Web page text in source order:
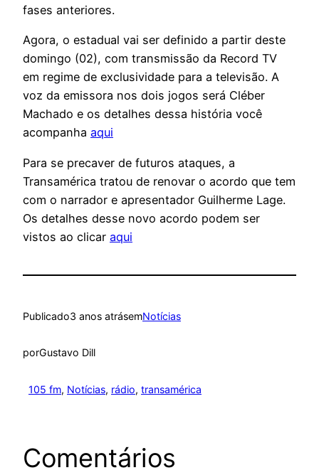
fases anteriores.
Agora, o estadual vai ser definido a partir deste
domingo (02), com transmissão da Record TV
em regime de exclusividade para a televisão. A
voz da emissora nos dois jogos será Cléber
Machado e os detalhes dessa história você
acompanha aqui
Para se precaver de futuros ataques, a
Transamérica tratou de renovar o acordo que tem
com o narrador e apresentador Guilherme Lage.
Os detalhes desse novo acordo podem ser
vistos ao clicar aqui
Publicado3 anos atrásemNotícias
porGustavo Dill
105 fm, Notícias, rádio, transamérica
Comentários